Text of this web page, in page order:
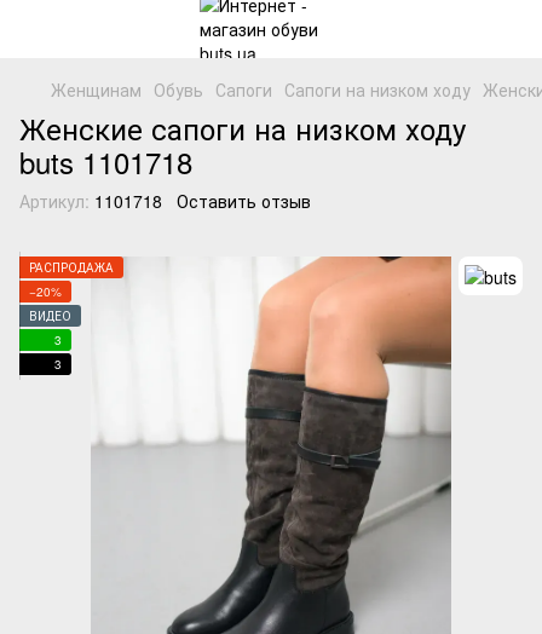
Женщинам Обувь Сапоги Сапоги на низком ходу
Женские сапоги на низком ходу
buts 1101718
Артикул: 1101718 Оставить отзыв
РАСПРОДАЖА
−20%
ВИДЕО
3
3